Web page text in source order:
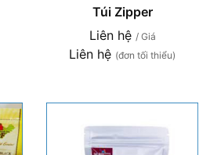
Túi Zipper
Liên hệ / Giá
Liên hệ (đơn tối thiểu)